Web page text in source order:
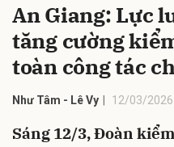
An Giang: Lực
tăng cường
toàn công tác
Như Tâm - Lê Vy 12/03/2026
Sáng 12/3, Đoàn